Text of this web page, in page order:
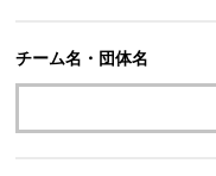
チーム名・団体名